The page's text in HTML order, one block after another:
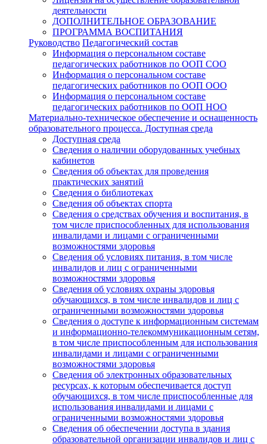
деятельности
ДОПОЛНИТЕЛЬНОЕ ОБРАЗОВАНИЕ
ПРОГРАММА ВОСПИТАНИЯ
Руководство Педагогический состав
Информация о персональном составе
педагогических работников по ООП СОО
Информация о персональном составе
педагогических работников по ООП ООО
Информация о персональном составе
педагогических работников по ООП НОО
Материально-техническое обеспечение и оснащенность
образовательного процесса. Доступная среда
Доступная среда
Сведения о наличии оборудованных учебных
кабинетов
Сведения об объектах для проведения
практических занятий
Сведения о библиотеках
Сведения об объектах спорта
Сведения о средствах обучения и воспитания, в
том числе приспособленных для использования
инвалидами и лицами с ограниченными
возможностями здоровья
Сведения об условиях питания, в том числе
инвалидов и лиц с ограниченными
возможностями здоровья
Сведения об условиях охраны здоровья
обучающихся, в том числе инвалидов и лиц с
ограниченными возможностями здоровья
Сведения о доступе к информационным системам
и информационно-телекоммуникационным сетям,
в том числе приспособленным для использования
инвалидами и лицами с ограниченными
возможностями здоровья
Сведения об электронных образовательных
ресурсах, к которым обеспечивается доступ
обучающихся, в том числе приспособленные для
использования инвалидами и лицами с
ограниченными возможностями здоровья
Сведения об обеспечении доступа в здания
образовательной организации инвалидов и лиц с